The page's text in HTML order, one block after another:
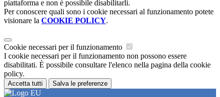
piattaforma e non è possibile disabilitarli.
Per conoscere quali sono i cookie necessari al funzionamento potete
visionare la COOKIE POLICY.
Cookie necessari per il funzionamento
I cookie necessari per il funzionamento non possono essere
disabilitati. È possibile consultare l'elenco nella pagina della cookie
policy.
Accetta tutti Salva le preferenze